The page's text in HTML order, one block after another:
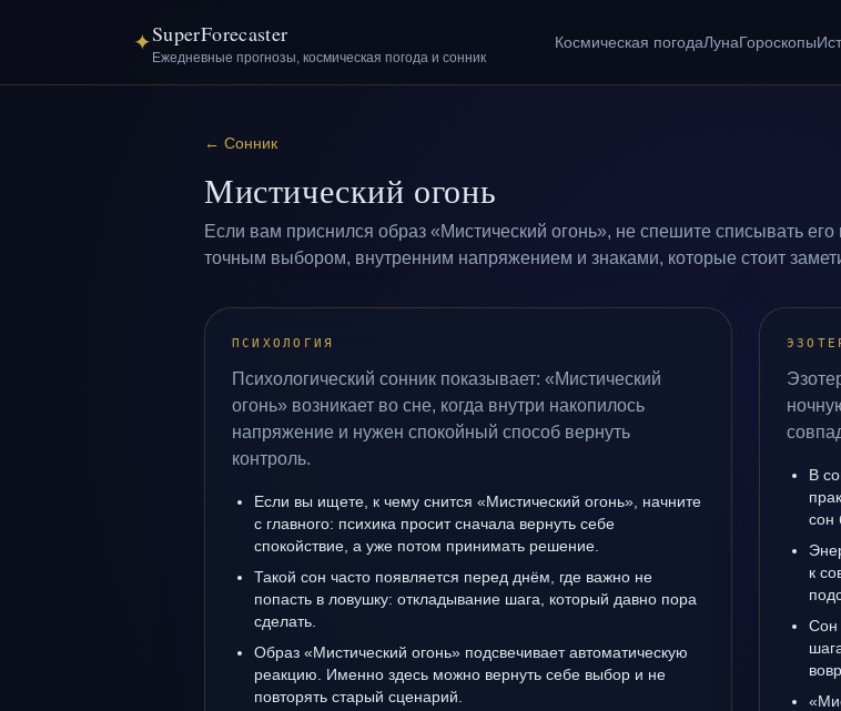
✦SuperForecaster
Ежедневные прогнозы, космическая погода и сонник
Космическая погодаЛунаГороскопы
← Сонник
Мистический огонь
Если вам приснился образ «Мистический огонь», не спешите списывать
точным выбором, внутренним напряжением и знаками, которые стоит
ПСИХОЛОГИЯ
Психологический сонник показывает: «Мистический
огонь» возникает во сне, когда внутри накопилось
напряжение и нужен спокойный способ вернуть
контроль.
Если вы ищете, к чему снится «Мистический огонь», начните
с главного: психика просит сначала вернуть себе
спокойствие, а уже потом принимать решение.
Такой сон часто появляется перед днём, где важно не
попасть в ловушку: откладывание шага, который давно пора
сделать.
Образ «Мистический огонь» подсвечивает автоматическую
реакцию. Именно здесь можно вернуть себе выбор и не
повторять старый сценарий.
В
сон
к
Сон